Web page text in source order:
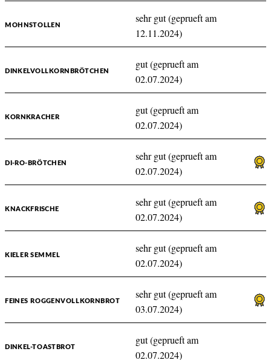
MOHNSTOLLEN
sehr gut (geprueft am
12.11.2024)
DINKELVOLLKORNBRÖTCHEN
gut (geprueft am
02.07.2024)
KORNKRACHER
gut (geprueft am
02.07.2024)
DI-RO-BRÖTCHEN
sehr gut (geprueft am
02.07.2024)
KNACKFRISCHE
sehr gut (geprueft am
02.07.2024)
KIELER SEMMEL
sehr gut (geprueft am
02.07.2024)
FEINES ROGGENVOLLKORNBROT
sehr gut (geprueft am
03.07.2024)
DINKEL-TOASTBROT
gut (geprueft am
02.07.2024)